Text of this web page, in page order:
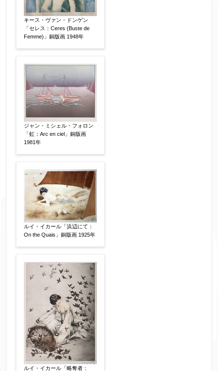
キース・ヴァン・ドンゲン
「セレス：Ceres (Buste de
Femme)」銅版画 1948年
ジャン・ミシェル・フォロン
「虹：Arc en ciel」銅版画
1981年
ルイ・イカール「浜辺にて：
On the Quais」銅版画 1925年
ルイ・イカール「略奪者：